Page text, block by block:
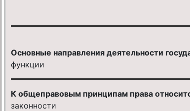
Основные направления деятельности
функции
К общеправовым принципам права
законности